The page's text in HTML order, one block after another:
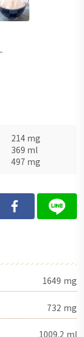
214 mg
369 ml
497 mg
1649 mg
732 mg
1009.2 ml